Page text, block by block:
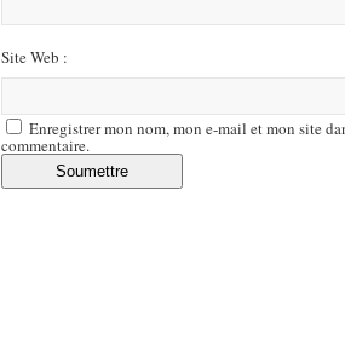
Site Web :
Enregistrer mon nom, mon e-mail et mon site
commentaire.